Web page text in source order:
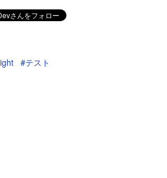
#テスト